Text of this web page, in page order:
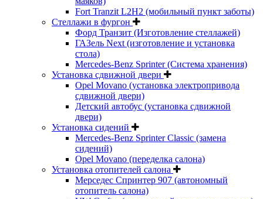
Fort Tranzit L2H2 (мобильный пункт заботы)
Стеллажи в фургон
Форд Транзит (Изготовление стеллажей)
ГАЗель Next (изготовление и установка
стола)
Mercedes-Benz Sprinter (Система хранения)
Установка сдвижной двери
Opel Movano (установка электропривода
сдвижной двери)
Детский автобус (установка сдвижной
двери)
Установка сидений
Mercedes-Benz Sprinter Classic (замена
сидений)
Opel Movano (переделка салона)
Установка отопителей салона
Мерседес Спринтер 907 (автономный
отопитель салона)